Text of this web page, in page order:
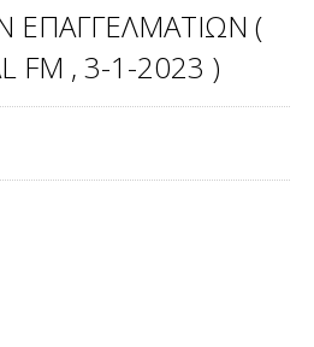
ΕΠΑΓΓΕΛΜΑΤΙΩΝ (
FM , 3-1-2023 )